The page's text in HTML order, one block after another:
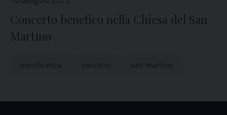
Concerto benefico nella Chiesa del San
Martino
beneficenza concerto san martino